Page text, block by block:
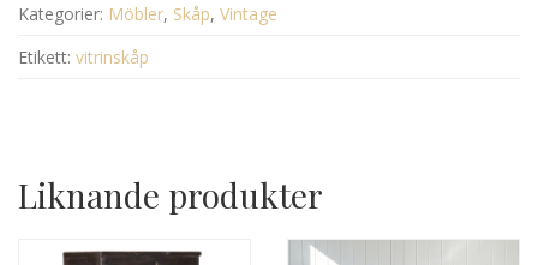
Kategorier: Möbler, Skåp, Vintage
Etikett: vitrinskåp
Liknande produkter